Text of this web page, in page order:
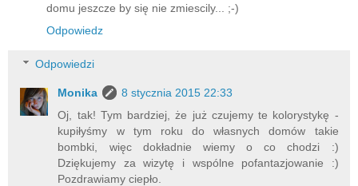
domu jeszcze by się nie zmiescily... ;-)
Odpowiedz
Odpowiedzi
Monika
8 stycznia 2015 22:33
Oj, tak! Tym bardziej, że już czujemy te kolorystykę -
kupiłyśmy w tym roku do własnych domów takie
bombki, więc dokładnie wiemy o co chodzi :)
Dziękujemy za wizytę i wspólne pofantazjowanie :)
Pozdrawiamy ciepło.